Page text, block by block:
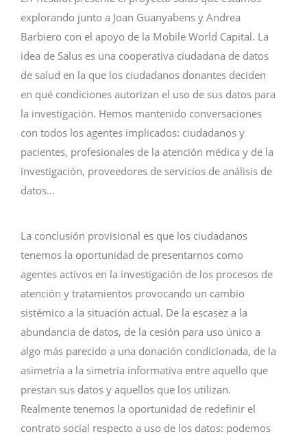
explorando junto a Joan Guanyabens y Andrea
Barbiero con el apoyo de la Mobile World Capital. La
idea de Salus es una cooperativa ciudadana de datos
de salud en la que los ciudadanos donantes deciden
en qué condiciones autorizan el uso de sus datos para
la investigación. Hemos mantenido conversaciones
con todos los agentes implicados: ciudadanos y
pacientes, profesionales de la atención médica y de la
investigación, proveedores de servicios de análisis de
datos...
La conclusión provisional es que los ciudadanos
tenemos la oportunidad de presentarnos como
agentes activos en la investigación de los procesos de
atención y tratamientos provocando un cambio
sistémico a la situación actual. De la escasez a la
abundancia de datos, de la cesión para uso único a
algo más parecido a una donación condicionada, de la
asimetría a la simetría informativa entre aquello que
prestan sus datos y aquellos que los utilizan.
Realmente tenemos la oportunidad de redefinir el
contrato social respecto a uso de los datos: podemos